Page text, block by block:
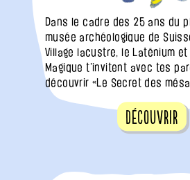
Dans le cadre des 25 ans du
musée archéologique de
Village lacustre, le Laténium
Magique t’invitent avec tes
découvrir «Le Secret des
Découvrir